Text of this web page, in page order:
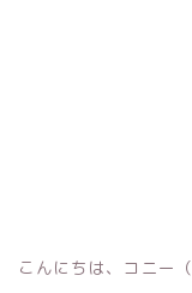
こんにちは、コニー（